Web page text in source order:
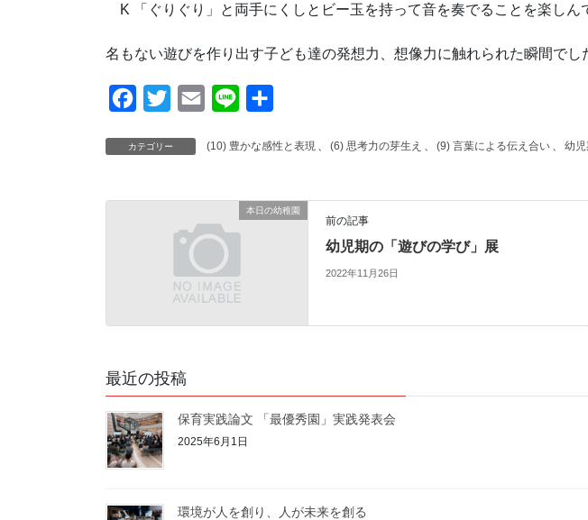
K 「ぐりぐり」と両手にくしとビー玉を持って音を奏でることを楽しん
名もない遊びを作り出す子ども達の発想力、想像力に触れられた瞬間でし
c
i
e
a
n
カテゴリー (10) 豊かな感性と表現 、 (6) 思考力の芽生え 、 (9) 言葉による伝え合い 、 幼
本日の幼稚園
前の記事
幼児期の「遊びの学び」展
2022年11月26日
最近の投稿
保育実践論文 「最優秀園」実践発表会
2025年6月1日
環境が人を創り、人が未来を創る